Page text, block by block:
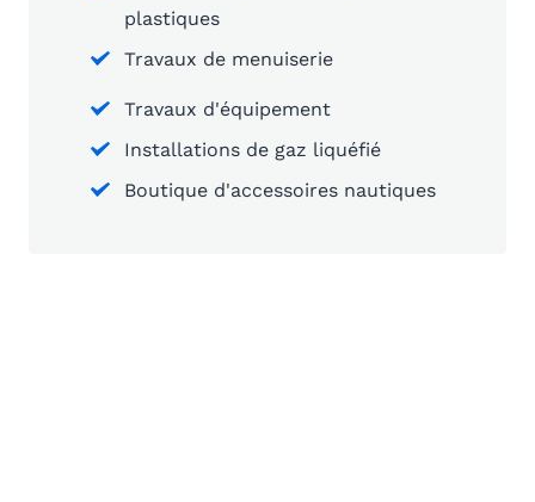
plastiques
Travaux de menuiserie
Travaux d'équipement
Installations de gaz liquéfié
Boutique d'accessoires nautiques